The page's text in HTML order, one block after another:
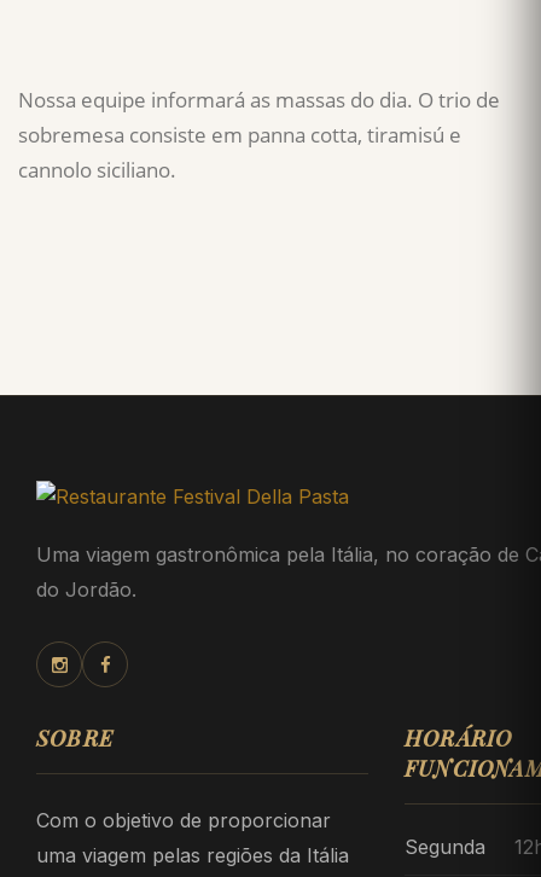
Nossa equipe informará as massas do dia. O trio de
sobremesa consiste em panna cotta, tiramisú e
cannolo siciliano.
Uma viagem gastronômica pela Itália, no coração de
do Jordão.
SOBRE
Com o objetivo de proporcionar
uma viagem pelas regiões da Itália
HORÁRIO
Segunda